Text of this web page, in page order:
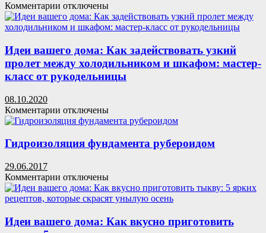
Комментарии к
записи
АУТСОРСИНГ
отключены
Идеи вашего дома: Как задействовать узкий
пролет между холодильником и шкафом: мастер-
класс от рукодельницы
08.10.2020
Комментарии к
записи
вашего
дома:
задействовать
узкий
пролет
между
холодильником
и
отключены
Гидроизоляция фундамента рубероидом
29.06.2017
Комментарии к
записи
Гидроизоляция
рубероидом
отключены
Идеи вашего дома: Как вкусно приготовить